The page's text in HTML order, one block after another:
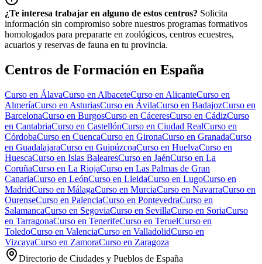
¿Te interesa trabajar en alguno de estos centros? Solicita
información sin compromiso sobre nuestros programas formativos
homologados para prepararte en zoológicos, centros ecuestres,
acuarios y reservas de fauna en tu provincia.
Centros de Formación en España
Curso en ÁlavaCurso en AlbaceteCurso en AlicanteCurso en
AlmeríaCurso en AsturiasCurso en ÁvilaCurso en BadajozCurso en
BarcelonaCurso en BurgosCurso en CáceresCurso en CádizCurso
en CantabriaCurso en CastellónCurso en Ciudad RealCurso en
CórdobaCurso en CuencaCurso en GironaCurso en GranadaCurso
en GuadalajaraCurso en GuipúzcoaCurso en HuelvaCurso en
HuescaCurso en Islas BalearesCurso en JaénCurso en La
CoruñaCurso en La RiojaCurso en Las Palmas de Gran
CanariaCurso en LeónCurso en LleidaCurso en LugoCurso en
MadridCurso en MálagaCurso en MurciaCurso en NavarraCurso en
OurenseCurso en PalenciaCurso en PontevedraCurso en
SalamancaCurso en SegoviaCurso en SevillaCurso en SoriaCurso
en TarragonaCurso en TenerifeCurso en TeruelCurso en
ToledoCurso en ValenciaCurso en ValladolidCurso en
VizcayaCurso en ZamoraCurso en Zaragoza
Directorio de Ciudades y Pueblos de España